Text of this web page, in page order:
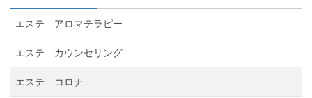
エステ アロマテラピー
エステ カウンセリング
エステ コロナ